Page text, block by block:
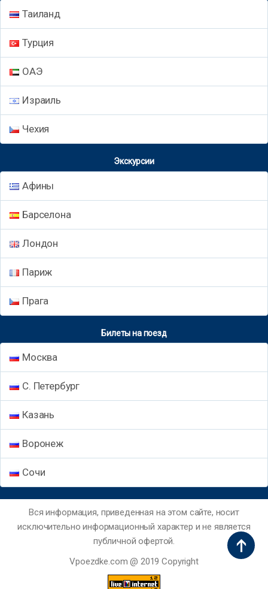
Таиланд
Турция
ОАЭ
Израиль
Чехия
Экскурсии
Афины
Барселона
Лондон
Париж
Прага
Билеты на поезд
Москва
С. Петербург
Казань
Воронеж
Сочи
Вся информация, приведенная на этом сайте, носит
исключительно информационный характер и не является
публичной офертой.
Vpoezdke.com @ 2019 Copyright